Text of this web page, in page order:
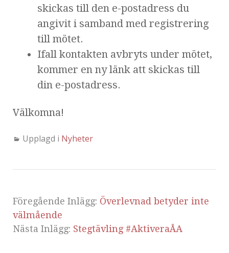
skickas till den e-postadress du
angivit i samband med registrering
till mötet.
Ifall kontakten avbryts under mötet,
kommer en ny länk att skickas till
din e-postadress.
Välkomna!
Upplagd i Nyheter
Föregående Inlägg: Överlevnad betyder inte
välmående
Nästa Inlägg: Stegtävling #AktiveraÅA